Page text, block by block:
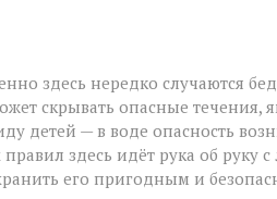
здесь нередко случаются
скрывать опасные течения,
детей — в воде опасность
здесь идёт рука об руку
его пригодным и